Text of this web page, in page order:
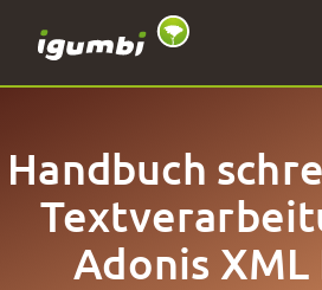
Handbuch
Adonis